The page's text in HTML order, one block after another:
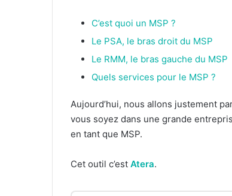
C’est quoi un MSP ?
Le PSA, le bras droit du MSP
Le RMM, le bras gauche du MSP
Quels services pour le MSP ?
Aujourd’hui, nous allons justement
vous soyez dans une grande
en tant que MSP.
Cet outil c’est Atera.